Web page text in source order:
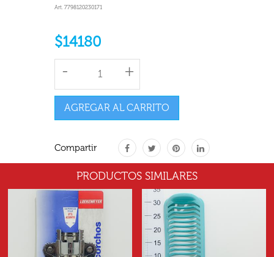
Art. 7798120230171
$14180
- +
AGREGAR AL CARRITO
Compartir
PRODUCTOS SIMILARES